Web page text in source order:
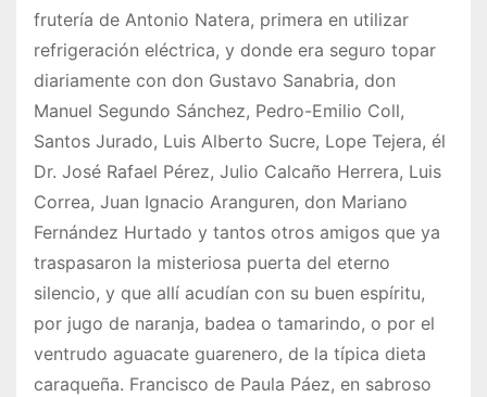
frutería de Antonio Natera, primera en utilizar
refrigeración eléctrica, y donde era seguro topar
diariamente con don Gustavo Sanabria, don
Manuel Segundo Sánchez, Pedro-Emilio Coll,
Santos Jurado, Luis Alberto Sucre, Lope Tejera, él
Dr. José Rafael Pérez, Julio Calcaño Herrera, Luis
Correa, Juan Ignacio Aranguren, don Mariano
Fernández Hurtado y tantos otros amigos que ya
traspasaron la misteriosa puerta del eterno
silencio, y que allí acudían con su buen espíritu,
por jugo de naranja, badea o tamarindo, o por el
ventrudo aguacate guarenero, de la típica dieta
caraqueña. Francisco de Paula Páez, en sabroso